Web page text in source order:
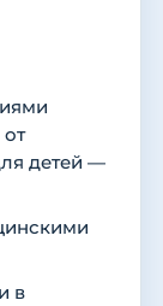
детей —
в